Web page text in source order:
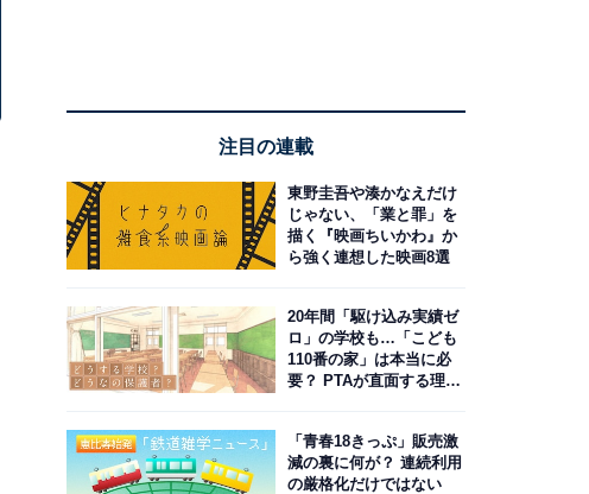
注目の連載
東野圭吾や湊かなえだけ
じゃない、「業と罪」を
描く『映画ちいかわ』か
ら強く連想した映画8選
20年間「駆け込み実績ゼ
ロ」の学校も…「こども
110番の家」は本当に必
要？ PTAが直面する理想
「青春18きっぷ」販売激
減の裏に何が？ 連続利用
の厳格化だけではない